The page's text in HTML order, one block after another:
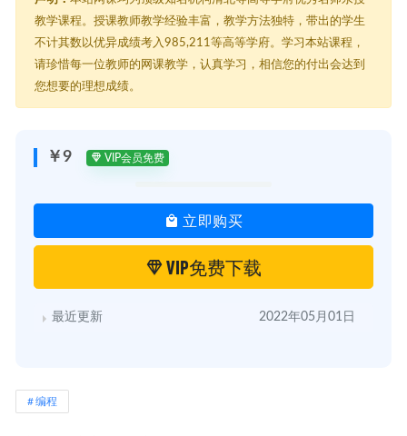
│ │ ├─ pycharmmac_yasuo.mp4
│ │ ├─ python_windows.mp4
│ │ └─ pythonmac_yasuo.mp4
│ └─ 2.阅读教材并完成练习
│ ├─ 2.pdf
│ ├─ 2019-03-11 直播与现场练习：编程常识.mp4
├─ day02 基本语法规则
│ ├─ 20190412-Python的基本语法规则.mp4
│ ├─ Day 2 直播同步笔记.pdf
│ └─ 数据存储预先安装postgres
├─ day03 爬虫的基本原理
│ └─ 20190413-爬虫的基本原理.mp4
│ └─ 20190414-数据存储.mp4
│ ├─ 20190416-morning1_screen.mp4
│ ├─ 20190416-morning2_person.mp4
教学课程。授课教师教学经验丰富，教学方法独特，带出的学生
不计其数以优异成绩考入985,211等高等学府。学习本站课程，
请珍惜每一位教师的网课教学，认真学习，相信您的付出会达到
您想要的理想成绩。
￥9 VIP会员免费
立即购买
VIP免费下载
最近更新 2022年05月01日
编程